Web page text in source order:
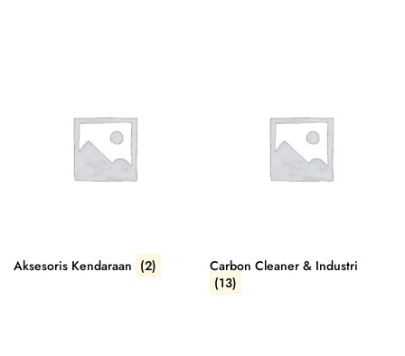
Aksesoris Kendaraan (2)
Carbon Cleaner & Industri
(13)